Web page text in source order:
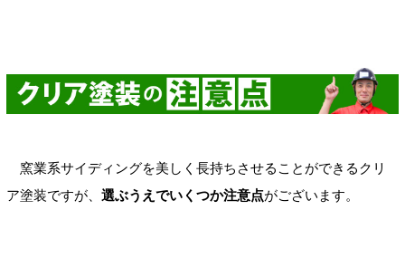
窯業系サイディングを美しく長持ちさせることができるクリ
ア塗装ですが、 選ぶうえでいくつか注意点がございます。